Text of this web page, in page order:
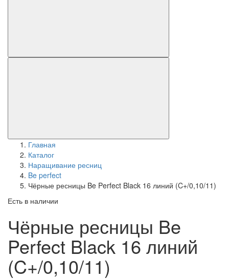
Главная
Каталог
Наращивание ресниц
Be perfect
Чёрные ресницы Be Perfect Black 16 линий (C+/0,10/11)
Есть в наличии
Чёрные ресницы Be
Perfect Black 16 линий
(C+/0,10/11)